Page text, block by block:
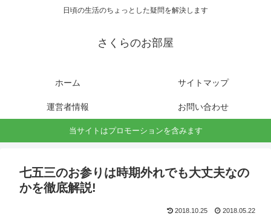
日頃の生活のちょっとした疑問を解決します
さくらのお部屋
ホーム サイトマップ
運営者情報 お問い合わせ
当サイトはプロモーションを含みます
七五三のお参りは時期外れでも大丈夫なの
かを徹底解説!
2018.10.25 2018.05.22